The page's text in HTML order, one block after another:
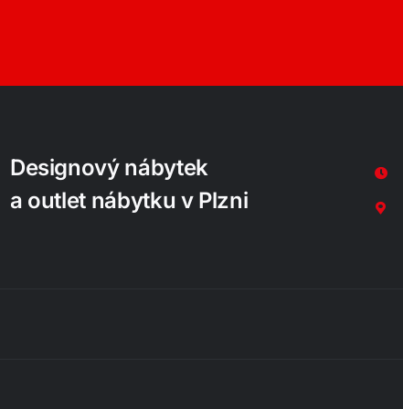
Designový nábytek
a outlet nábytku v Plzni